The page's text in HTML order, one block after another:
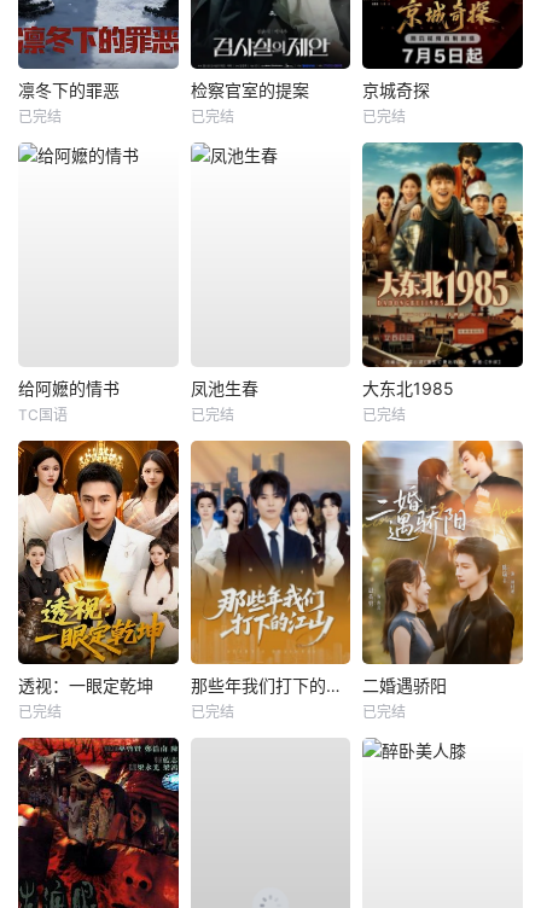
凛冬下的罪恶
已完结
检察官室的提案
已完结
京城奇探
已完结
给阿嬷的情书
TC国语
凤池生春
已完结
大东北1985
已完结
透视：一眼定乾坤
已完结
那些年我们打下的江山
已完结
二婚遇骄阳
已完结